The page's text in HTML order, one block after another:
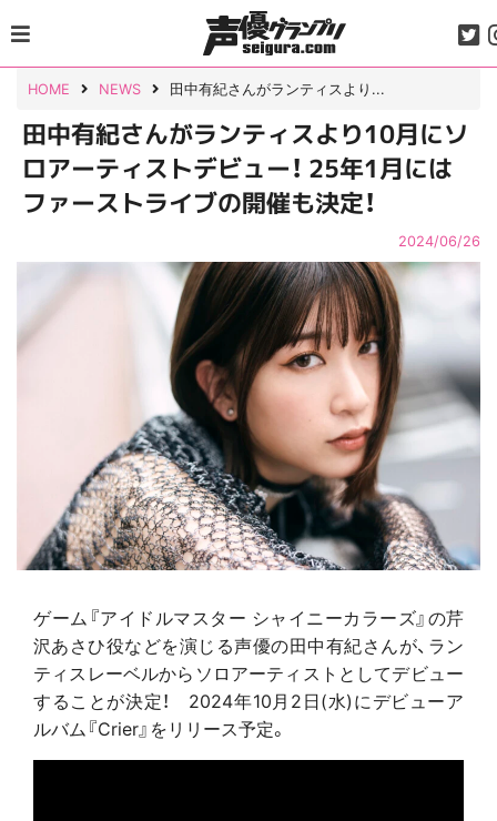
to
content
HOME NEWS 田中有紀さんがランティスより...
田中有紀さんがランティスより10月にソ
ロアーティストデビュー！ 25年1月には
ファーストライブの開催も決定！
2024/06/26
ゲーム『アイドルマスター シャイニーカラーズ』の芹
沢あさひ役などを演じる声優の田中有紀さんが、ラン
ティスレーベルからソロアーティストとしてデビュー
することが決定！ 2024年10月2日(水)にデビューア
ルバム『Crier』をリリース予定。